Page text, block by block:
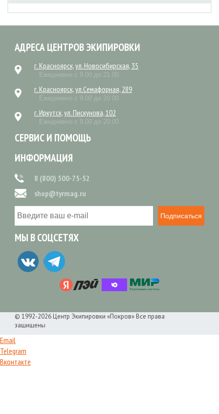
АДРЕСА ЦЕНТРОВ ЭКИПИРОВКИ
г. Красноярск, ул. Новосибирская, 35
Ежедневно с 9.00 до 21.00
г. Красноярск, ул.Семафорная, 289
Ежедневно с 9.00 до 20.00
г. Иркутск, ул. Пискунова, 102
Ежедневно с 9.00 до 20.00
СЕРВИС И ПОМОЩЬ
ИНФОРМАЦИЯ
8 (800) 500-75-52
shop@tyrmag.ru
Подписаться
МЫ В СОЦСЕТЯХ
© 1992-2026 Центр Экипировки «Покров» Все права
защищены
Email
Telegram
Вконтакте